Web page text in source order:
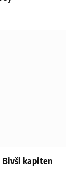
Bivši kapiten